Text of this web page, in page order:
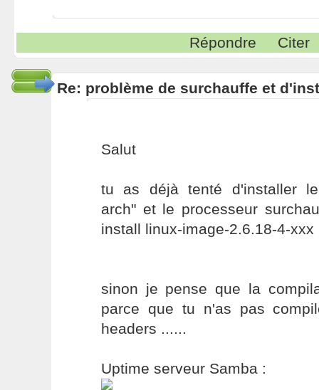
Répondre Citer
Re: problème de surchauffe et
Salut
tu as déjà tenté d'installer
arch" et le processeur
install linux-image-2.6.18-4-xxx
sinon je pense que la
parce que tu n'as pas
headers ......
Uptime serveur Samba :